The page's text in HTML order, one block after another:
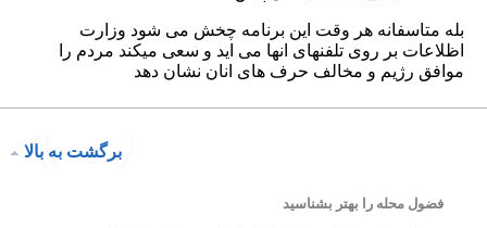
برگشت به بالا
فضول محله را بهتر بشناسید